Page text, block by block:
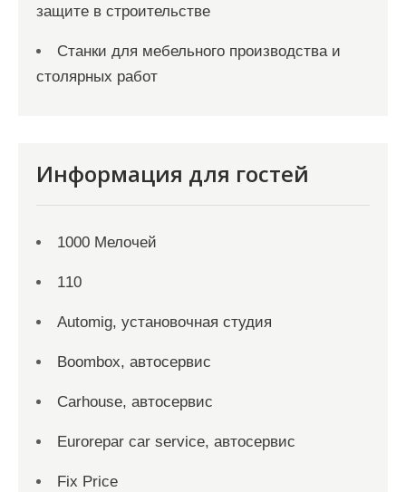
защите в строительстве
Станки для мебельного производства и
столярных работ
Информация для гостей
1000 Мелочей
110
Automig, установочная студия
Boombox, автосервис
Carhouse, автосервис
Eurorepar car service, автосервис
Fix Price